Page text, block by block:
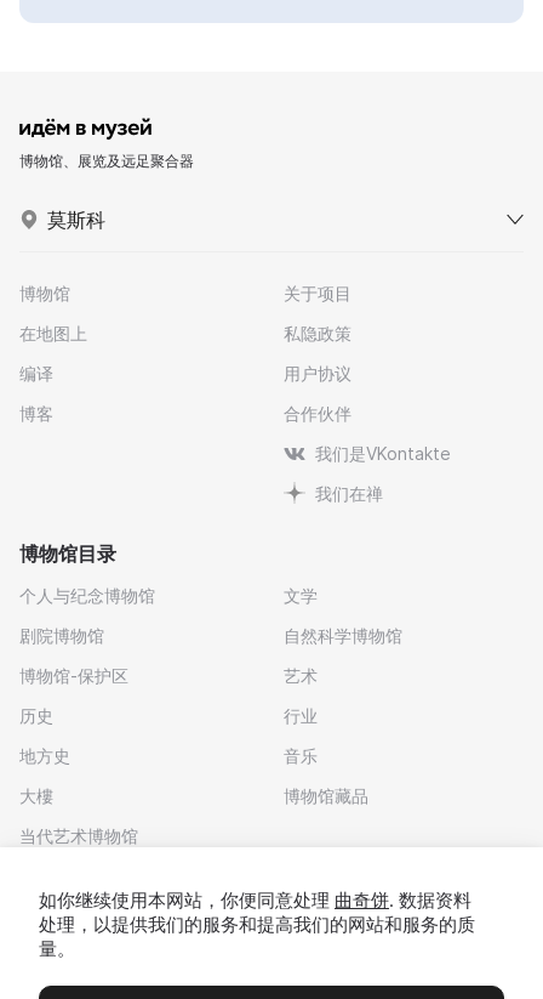
博物馆、展览及远足聚合器
莫斯科
博物馆
在地图上
编译
博客
关于项目
私隐政策
用户协议
合作伙伴
我们是VKontakte
我们在禅
博物馆目录
个人与纪念博物馆
剧院博物馆
博物馆-保护区
历史
地方史
大樓
当代艺术博物馆
文学
自然科学博物馆
艺术
行业
音乐
博物馆藏品
如你继续使用本网站，你便同意处理 曲奇饼. 数据资料
处理，以提供我们的服务和提高我们的网站和服务的质
量。